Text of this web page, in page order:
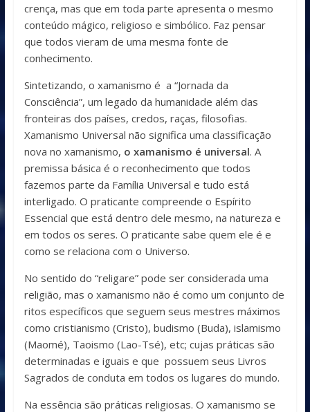
crença, mas que em toda parte apresenta o mesmo
conteúdo mágico, religioso e simbólico. Faz pensar
que todos vieram de uma mesma fonte de
conhecimento.
Sintetizando, o xamanismo é a “Jornada da
Consciência”, um legado da humanidade além das
fronteiras dos países, credos, raças, filosofias.
Xamanismo Universal não significa uma classificação
nova no xamanismo, o xamanismo é universal. A
premissa básica é o reconhecimento que todos
fazemos parte da Família Universal e tudo está
interligado. O praticante compreende o Espírito
Essencial que está dentro dele mesmo, na natureza e
em todos os seres. O praticante sabe quem ele é e
como se relaciona com o Universo.
No sentido do “religare” pode ser considerada uma
religião, mas o xamanismo não é como um conjunto de
ritos específicos que seguem seus mestres máximos
como cristianismo (Cristo), budismo (Buda), islamismo
(Maomé), Taoismo (Lao-Tsé), etc; cujas práticas são
determinadas e iguais e que possuem seus Livros
Sagrados de conduta em todos os lugares do mundo.
Na essência são práticas religiosas. O xamanismo se